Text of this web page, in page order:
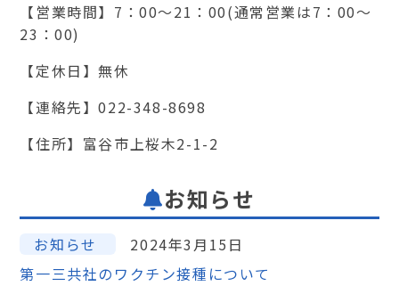
【営業時間】7：00～21：00(通常営業は7：00～
23：00)
【定休日】無休
【連絡先】022-348-8698
【住所】富谷市上桜木2-1-2
お知らせ
お知らせ
2024年3月15日
第一三共社のワクチン接種について